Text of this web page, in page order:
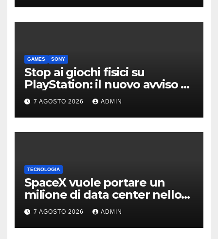
GAMES SONY
Stop ai giochi fisici su
PlayStation: il nuovo avviso di
Sony è l’ennesima conferma
7 AGOSTO 2026 ADMIN
TECNOLOGIA
SpaceX vuole portare un
milione di data center nello
spazio: Nvidia sarà il cervello
7 AGOSTO 2026 ADMIN